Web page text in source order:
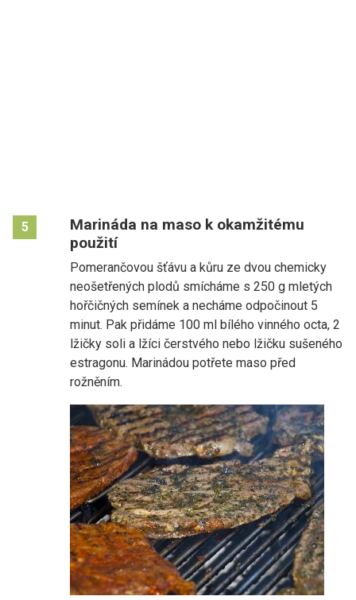
5
Marináda na maso k okamžitému
použití
Pomerančovou šťávu a kůru ze dvou chemicky
neošetřených plodů smícháme s 250 g mletých
hořčičných semínek a necháme odpočinout 5
minut. Pak přidáme 100 ml bílého vinného octa, 2
lžičky soli a lžíci čerstvého nebo lžičku sušeného
estragonu. Marinádou potřete maso před
rožněním.